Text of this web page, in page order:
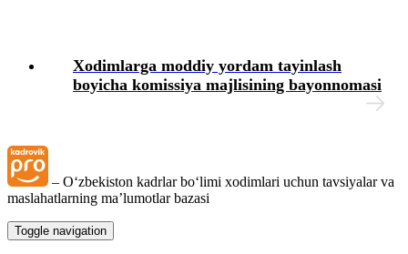
Xodimlarga moddiy yordam tayinlash
boyicha komissiya majlisining bayonnomasi
– Oʻzbekiston kadrlar boʻlimi хodimlari uchun tavsiyalar va
maslahatlarning ma’lumotlar bazasi
Toggle navigation